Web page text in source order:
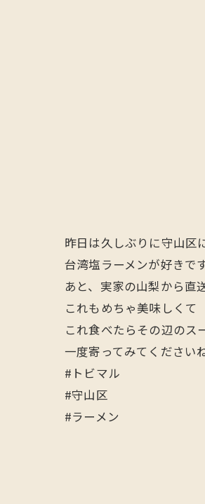
昨日は久しぶりに守山区
台湾塩ラーメンが好きで
あと、実家の山梨から直
これもめちゃ美味しくて
これ食べたらその辺のス
一度寄ってみてください
#トビマル
#守山区
#ラーメン